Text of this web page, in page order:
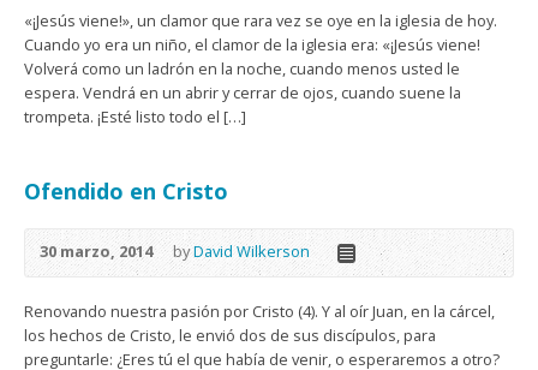
«¡Jesús viene!», un clamor que rara vez se oye en la iglesia de hoy.
Cuando yo era un niño, el clamor de la iglesia era: «¡Jesús viene!
Volverá como un ladrón en la noche, cuando menos usted le
espera. Vendrá en un abrir y cerrar de ojos, cuando suene la
trompeta. ¡Esté listo todo el […]
Ofendido en Cristo
30 marzo, 2014 byDavid Wilkerson
Renovando nuestra pasión por Cristo (4). Y al oír Juan, en la cárcel,
los hechos de Cristo, le envió dos de sus discípulos, para
preguntarle: ¿Eres tú el que había de venir, o esperaremos a otro?